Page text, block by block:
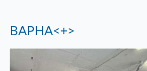
ВАРНА<+>